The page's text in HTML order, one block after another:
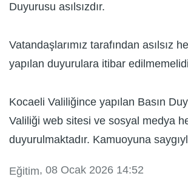
Duyurusu asılsızdır.
Vatandaşlarımız tarafından asılsız
yapılan duyurulara itibar
Kocaeli Valiliğince yapılan Basın
Valiliği web sitesi ve sosyal medya
duyurulmaktadır. Kamuoyuna
Eğitim, 08 Ocak 2026 14:52